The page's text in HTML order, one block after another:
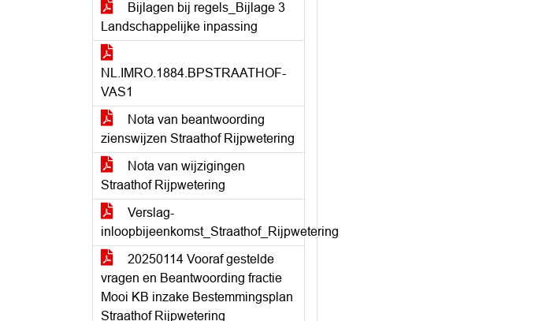
Bijlagen bij regels_Bijlage 3
Landschappelijke inpassing
NL.IMRO.1884.BPSTRAATHOF-
VAS1
Nota van beantwoording
zienswijzen Straathof Rijpwetering
Nota van wijzigingen
Straathof Rijpwetering
Verslag-
inloopbijeenkomst_Straathof_Rijpwetering
20250114 Vooraf gestelde
vragen en Beantwoording fractie
Mooi KB inzake Bestemmingsplan
Straathof Rijpwetering